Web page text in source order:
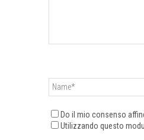
Do il mio consenso
Utilizzando questo